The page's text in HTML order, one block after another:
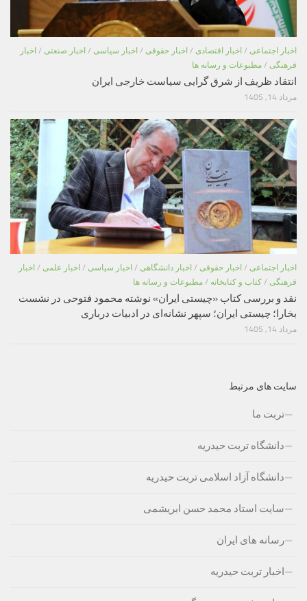
اخبار اجتماعی / اخبار اقتصادی / اخبار حقوقی / اخبار سیاسی / اخبار صنعتی / اخبار
فرهنگی / مطبوعات و رسانه ها
انتقاد ظریف از شرق گرایی سیاست خارجی ایران
مرداد 14, 1405
اخبار اجتماعی / اخبار حقوقی / اخبار دانشگاهی / اخبار سیاسی / اخبار علمی / اخبار
فرهنگی / کتاب و کتابخانه / مطبوعات و رسانه ها
نقد و بررسی کتاب «چیستی ایران» نوشته محمود فتوحی در نشست
بخارا؛ چیستی ایران؛ سپهر نشانه‌ای در ادبیات درباری
مرداد 14, 1405
سایت های مرتبط
تربت ما
دانشگاه تربت حیدریه
دانشگاه آزاد اسلامی تربت حیدریه
سایت استاد محمد حسن ابریشمی
رسانه های ایران
اخبار تربت حیدریه